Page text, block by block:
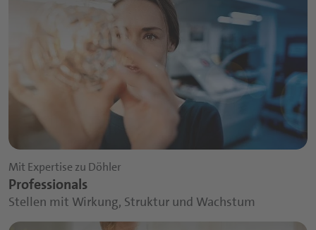
Mit Expertise zu Döhler
Professionals
Stellen mit Wirkung, Struktur und Wachstum